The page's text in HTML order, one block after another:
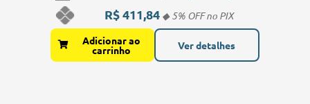
R$411,84
Adicionar ao
carrinho Ver detalhes